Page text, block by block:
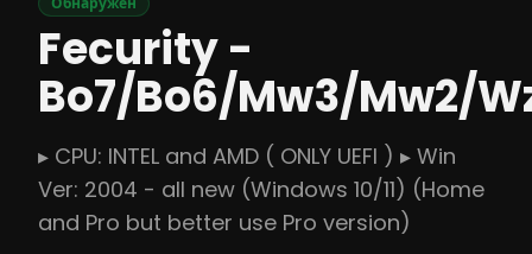
Fecurity -
Bo7/Bo6/Mw3/Mw2/
▸ CPU: INTEL and AMD ( ONLY UEFI ) ▸ Win
Ver: 2004 - all new (Windows 10/11) (Home
and Pro but better use Pro version)